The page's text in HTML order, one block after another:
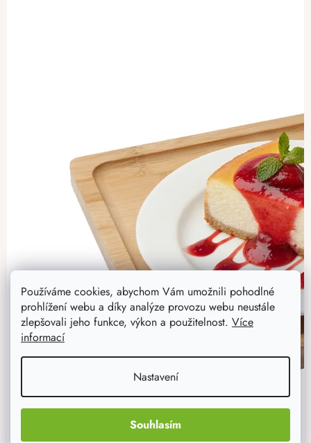
Používáme cookies, abychom Vám umožnili pohodlné
prohlížení webu a díky analýze provozu webu neustále
zlepšovali jeho funkce, výkon a použitelnost. Více
informací
Nastavení
Souhlasím